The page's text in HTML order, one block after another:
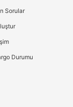
Sorular
Durumu